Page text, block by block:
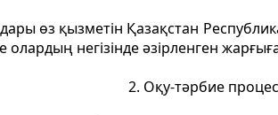
өз қызметiн Қазақстан
олардың негiзiнде әзiрленген
2. Оқу-тәрбие